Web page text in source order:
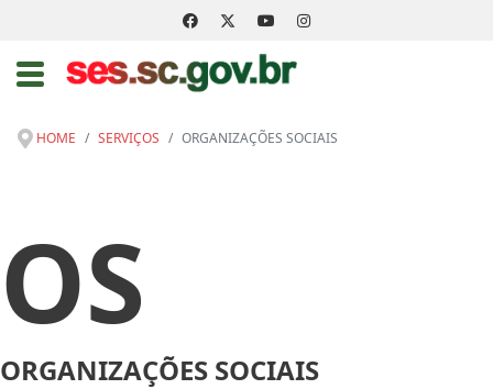
HOME SERVIÇOS ORGANIZAÇÕES SOCIAIS
OS
ORGANIZAÇÕES SOCIAIS